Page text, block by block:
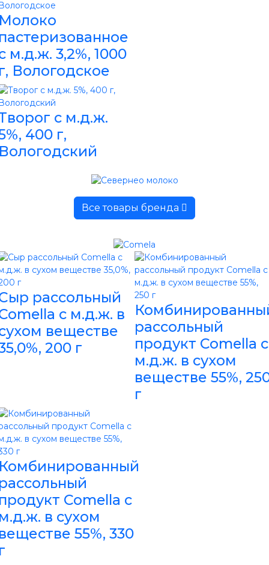
м.д.ж. 3,2%, 1000
Вологодское
с м.д.ж.
400 г,
Все товары бренда
рассольный
с м.д.ж. в
веществе
200 г
рассольный
продукт Comella с
м.д.ж. в сухом
веществе 55%,
г
Comella с
в сухом
55%, 330